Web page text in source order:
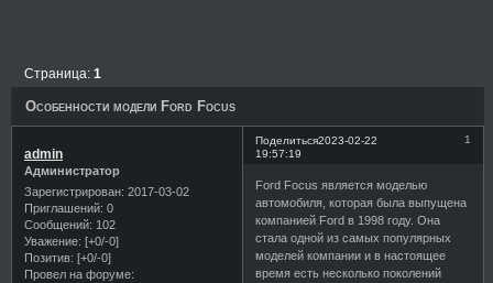
Особенности модели Ford Focus
Страница:1
Поделиться 1
2023-02-22
19:57:19
admin
Администратор
Зарегистрирован: 2017-03-02
Приглашений: 0
Сообщений: 102
Уважение: [+0/-0]
Позитив: [+0/-0]
Провел на форуме:
Ford Focus является моделью
автомобиля, которая была выпущена
компанией Ford в 1998 году. Она
стала одной из самых популярных
моделей компании и в настоящее
время есть несколько поколений